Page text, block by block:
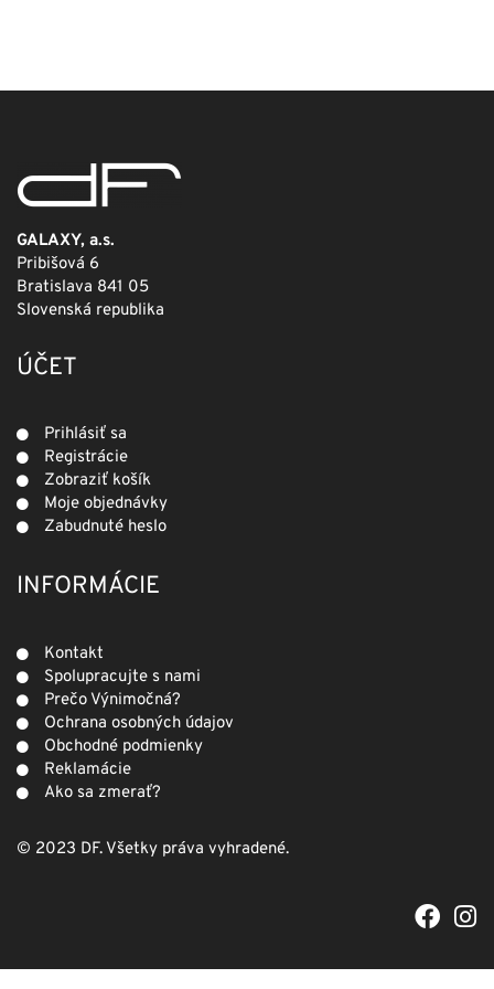
GALAXY, a.s.
Pribišová 6
Bratislava 841 05
Slovenská republika
ÚČET
Prihlásiť sa
Registrácie
Zobraziť košík
Moje objednávky
Zabudnuté heslo
INFORMÁCIE
Kontakt
Spolupracujte s nami
Prečo Výnimočná?
Ochrana osobných údajov
Obchodné podmienky
Reklamácie
Ako sa zmerať?
© 2023 DF. Všetky práva vyhradené.
F
a
e
I
n
t